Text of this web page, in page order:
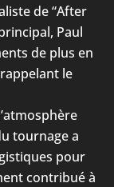
de “After
Paul
de plus en
le
tournage a
pour
contribué à